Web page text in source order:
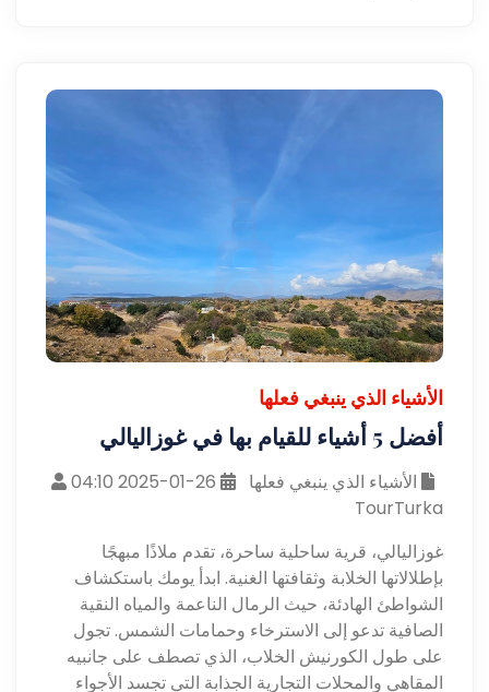
الأشياء الذي ينبغي فعلها
أفضل 5 أشياء للقيام بها في غوزاليالي
الأشياء الذي ينبغي فعلها
TourTurka
غوزاليالي، قرية ساحلية ساحرة، تقدم ملاذًا مبهجًا
بإطلالاتها الخلابة وثقافتها الغنية. ابدأ يومك باستكشاف
الشواطئ الهادئة، حيث الرمال الناعمة والمياه النقية
الصافية تدعو إلى الاسترخاء وحمامات الشمس. تجول
على طول الكورنيش الخلاب، الذي تصطف على جانبيه
المقاهي والمحلات التجارية الجذابة التي تجسد الأجواء